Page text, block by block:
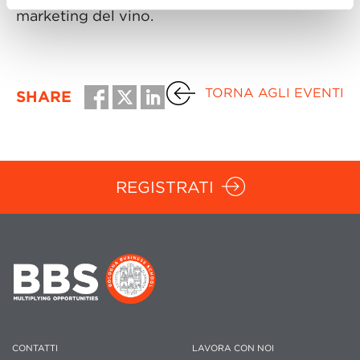
marketing del vino.
SHARE TORNA AGLI EVENTI
REGISTRATI
CONTATTI LAVORA CON NOI